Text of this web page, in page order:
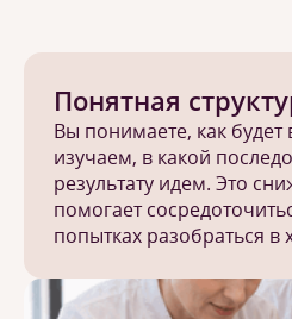
Понятная
Вы понимаете, как будет
изучаем, в какой
результату идем. Это
помогает
попытках разобраться